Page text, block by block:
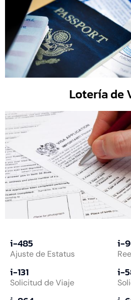
Lotería de
i-485
Ajuste de Estatus
i-
i-131
Solicitud de Viaje
i-